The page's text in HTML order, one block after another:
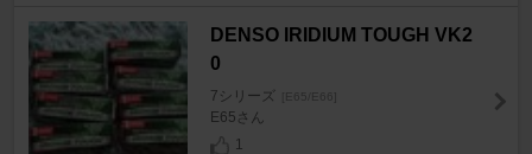
DENSO IRIDIUM TOUGH VK2
0
7シリーズ [E65/E66]
E65さん
1